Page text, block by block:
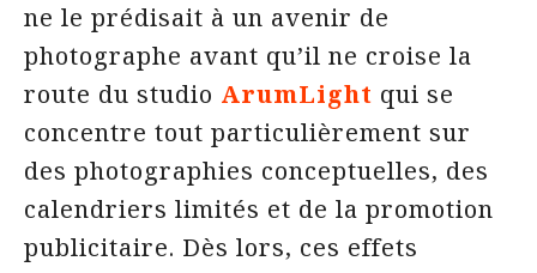
ne le prédisait à un avenir de
photographe avant qu’il ne croise la
route du studio ArumLight qui se
concentre tout particulièrement sur
des photographies conceptuelles, des
calendriers limités et de la promotion
publicitaire. Dès lors, ces effets